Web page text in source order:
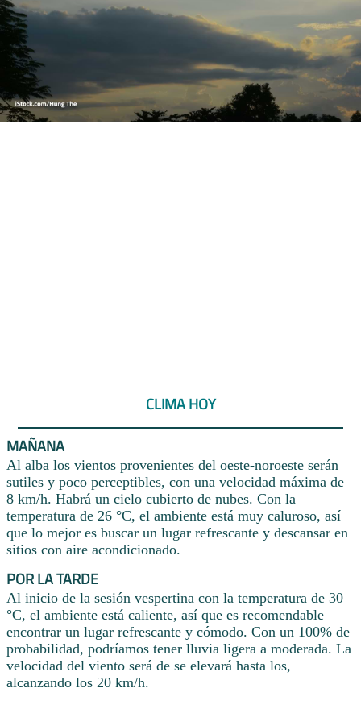
CLIMA HOY
MAÑANA
Al alba los vientos provenientes del oeste-noroeste serán
sutiles y poco perceptibles, con una velocidad máxima de
8 km/h. Habrá un cielo cubierto de nubes. Con la
temperatura de 26 °C, el ambiente está muy caluroso, así
que lo mejor es buscar un lugar refrescante y descansar en
sitios con aire acondicionado.
POR LA TARDE
Al inicio de la sesión vespertina con la temperatura de 30
°C, el ambiente está caliente, así que es recomendable
encontrar un lugar refrescante y cómodo. Con un 100% de
probabilidad, podríamos tener lluvia ligera a moderada. La
velocidad del viento será de se elevará hasta los,
alcanzando los 20 km/h.